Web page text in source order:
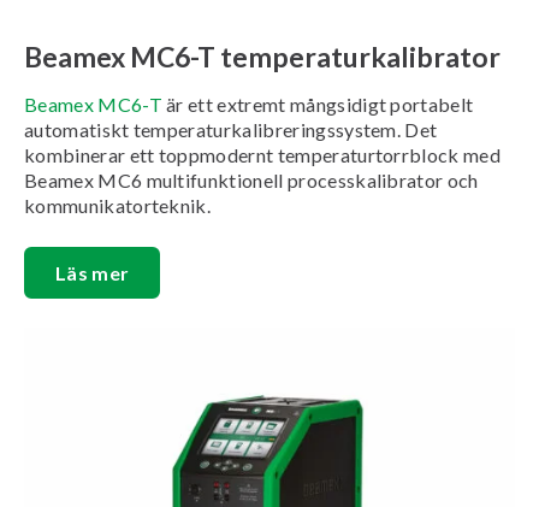
Beamex MC6-T temperaturkalibrator
Beamex MC6-T är ett extremt mångsidigt portabelt
automatiskt temperaturkalibreringssystem. Det
kombinerar ett toppmodernt temperaturtorrblock med
Beamex MC6 multifunktionell processkalibrator och
kommunikatorteknik.
Läs mer